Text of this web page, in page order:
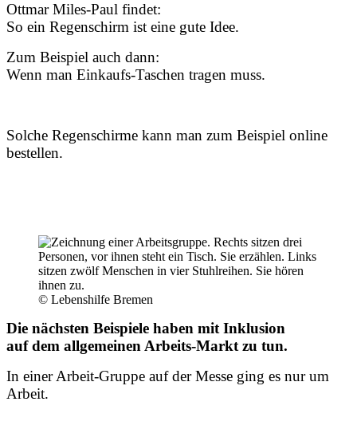
Ottmar Miles-Paul findet:
So ein Regenschirm ist eine gute Idee.
Zum Beispiel auch dann:
Wenn man Einkaufs-Taschen tragen muss.
Solche Regenschirme kann man zum Beispiel online
bestellen.
© Lebenshilfe Bremen
Die nächsten Beispiele haben mit Inklusion
auf dem allgemeinen Arbeits-Markt zu tun.
In einer Arbeit-Gruppe auf der Messe ging es nur um
Arbeit.